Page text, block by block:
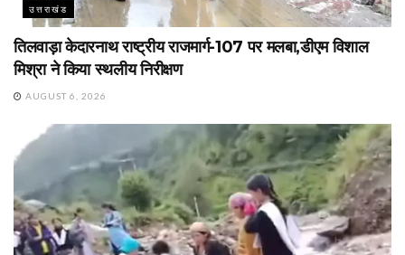
उत्तराखंड
तिलवाड़ा केदारनाथ राष्ट्रीय राजमार्ग-107 पर मलबा,डीएम विशाल
मिश्रा ने किया स्थलीय निरीक्षण
AUGUST 6, 2026